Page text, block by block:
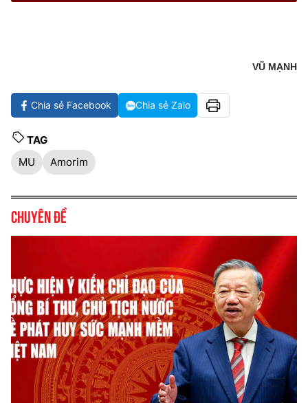
VŨ MẠNH
Chia sẻ Facebook Chia sẻ Zalo
TAG
MU
Amorim
Chuyên đề